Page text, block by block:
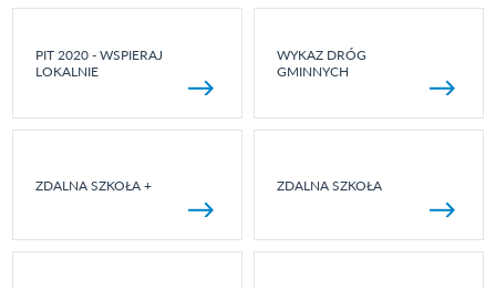
PIT 2020 - WSPIERAJ
LOKALNIE
WYKAZ DRÓG
GMINNYCH
ZDALNA SZKOŁA + ZDALNA SZKOŁA